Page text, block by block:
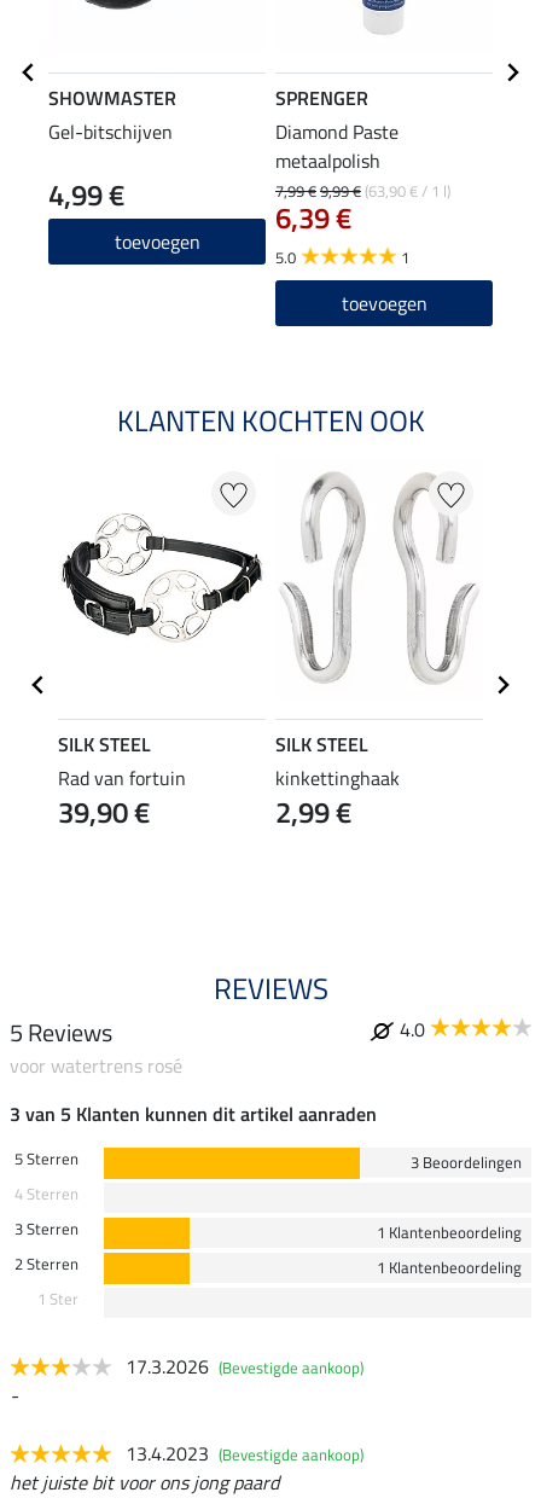
SHOWMASTER
Gel-bitschijven
4,99 €
toevoegen
SPRENGER
Diamond Paste
metaalpolish
7,99 €9,99 € (63,90 € / 1 l)
6,39 €
5.0 1
toevoegen
KLANTEN KOCHTEN OOK
SILK STEEL
Rad van fortuin
39,90 €
SILK STEEL
kinkettinghaak
2,99 €
REVIEWS
5 Reviews
4.0
voor watertrens rosé
3 van 5 Klanten kunnen dit artikel aanraden
5 Sterren
3 Beoordelingen
4 Sterren
3 Sterren
1 Klantenbeoordeling
2 Sterren
1 Klantenbeoordeling
1 Ster
17.3.2026 (Bevestigde aankoop)
-
13.4.2023 (Bevestigde aankoop)
het juiste bit voor ons jong paard